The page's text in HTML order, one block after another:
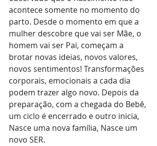
acontece somente no momento do
parto. Desde o momento em que a
mulher descobre que vai ser Mãe, o
homem vai ser Pai, começam a
brotar novas ideias, novos valores,
novos sentimentos! Transformações
corporais, emocionais a cada dia
podem trazer algo novo. Depois da
preparação, com a chegada do Bebê,
um ciclo é encerrado e outro inicia,
Nasce uma nova família, Nasce um
novo SER.